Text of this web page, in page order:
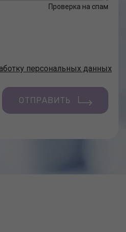
персональных данных
Проверка на спам
ОТПРАВИТЬ